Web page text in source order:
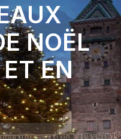
NOËL
EN